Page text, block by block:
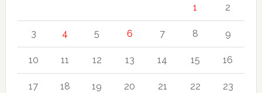
1 2
3 4 5 6 7 8 9
10 11 12 13 14 15 16
17 18 19 20 21 22 23